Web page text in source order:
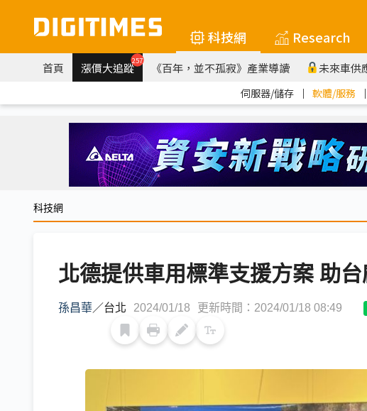
科技網 Research
首頁 漲價大追蹤257 《百年，並不孤寂》產業導讀 未來車供
伺服器/儲存 ｜ 軟體/服務 ｜
科技網
北德提供車用標準支援方案 助
孫昌華／台北 2024/01/18 更新時間：2024/01/18 08:49